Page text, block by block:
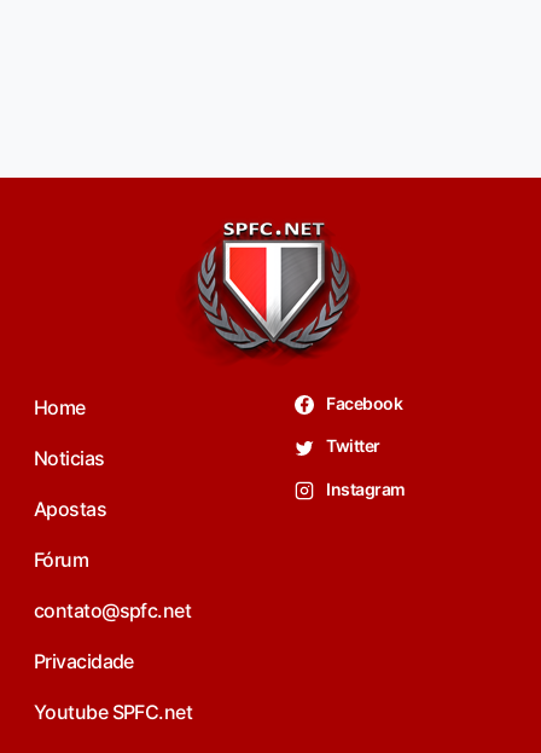
Home
Noticias
Apostas
Fórum
contato@spfc.net
Privacidade
Youtube SPFC.net
Facebook
Twitter
Instagram